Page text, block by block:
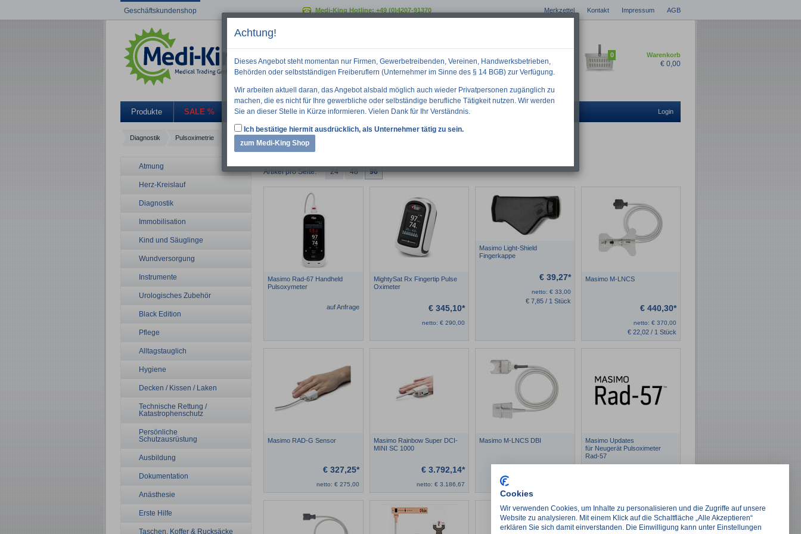
Geschäftskundenshop Medi-King Hotline: +49 (0)4207-91370 Merkzettel Kontakt Impressum AGB
GO
Warenkorb
0
€ 0,00
Produkte SALE % Aktuelle Informationen Downloads Über uns Login
Diagnostik Pulsoximetrie Masimo
Atmung
Herz-Kreislauf
Diagnostik
Immobilisation
Kind und Säuglinge
Wundversorgung
Instrumente
Urologisches Zubehör
Black Edition
Pflege
Alltagstauglich
Hygiene
Decken / Kissen / Laken
Technische Rettung /
Katastrophenschutz
Persönliche
Schutzausrüstung
Ausbildung
Dokumentation
Anästhesie
Erste Hilfe
Taschen, Koffer & Rucksäcke
Artikel pro Seite: 24 48 96
Masimo Rad-67 Handheld
Pulsoxymeter
auf Anfrage
MightySat Rx Fingertip Pulse
Oximeter
€ 345,10*
netto: € 290,00
Masimo Light-Shield
Fingerkappe
€39,27*
netto: €33,00
€7,85 / 1 Stück
Masimo M-LNCS
€ 440,30*
netto: € 370,00
€ 22,02 / 1 Stück
Masimo RAD-G Sensor
€327,25*
netto: €275,00
Masimo Rainbow Super DCI-
MINI SC 1000
€ 3.792,14*
netto: € 3.186,67
Masimo M-LNCS DBI
Masimo Updates
für Neugerät Pulsoximeter
Rad-57
Achtung!
Dieses Angebot steht momentan nur Firmen, Gewerbetreibenden, Vereinen, Handwerksbetrieben,
Behörden oder selbstständigen Freiberuflern (Unternehmer im Sinne des § 14 BGB) zur Verfügung.
Wir arbeiten aktuell daran, das Angebot alsbald möglich auch wieder Privatpersonen zugänglich zu
machen, die es nicht für Ihre gewerbliche oder selbständige berufliche Tätigkeit nutzen. Wir werden
Sie an dieser Stelle in Kürze informieren. Vielen Dank für Ihr Verständnis.
Ich bestätige hiermit ausdrücklich, als Unternehmer tätig zu sein.
zum Medi-King Shop
Cookies
Wir verwenden Cookies, um Inhalte zu personalisieren und die Zugriffe auf unsere
Website zu analysieren. Mit einem Klick auf die Schaltfläche „Alle Akzeptieren“
erklären Sie sich damit einverstanden. Die Einwilligung kann unter Einstellungen